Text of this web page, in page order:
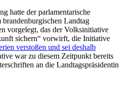
hatte der parlamentarische
Landtag
vorgelegt, das der Volksinitiative
sichern“ vorwirft, die Initiative
verstoßen und sei deshalb
war zu diesem Zeitpunkt bereits
an die Landtagspräsidentin